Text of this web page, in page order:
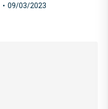
09/03/2023